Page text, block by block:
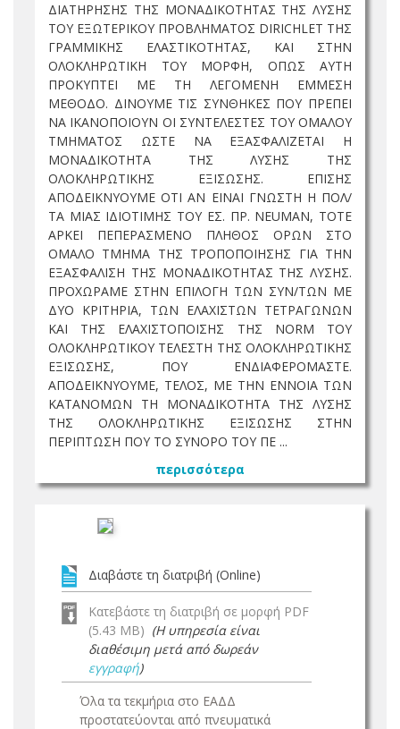
ΔΙΑΤΗΡΗΣΗΣ ΤΗΣ ΜΟΝΑΔΙΚΟΤΗΤΑΣ ΤΗΣ ΛΥΣΗΣ
ΤΟΥ ΕΞΩΤΕΡΙΚΟΥ ΠΡΟΒΛΗΜΑΤΟΣ DIRICHLET ΤΗΣ
ΓΡΑΜΜΙΚΗΣ ΕΛΑΣΤΙΚΟΤΗΤΑΣ, ΚΑΙ ΣΤΗΝ
ΟΛΟΚΛΗΡΩΤΙΚΗ ΤΟΥ ΜΟΡΦΗ, ΟΠΩΣ ΑΥΤΗ
ΠΡΟΚΥΠΤΕΙ ΜΕ ΤΗ ΛΕΓΟΜΕΝΗ ΕΜΜΕΣΗ
ΜΕΘΟΔΟ. ΔΙΝΟΥΜΕ ΤΙΣ ΣΥΝΘΗΚΕΣ ΠΟΥ ΠΡΕΠΕΙ
ΝΑ ΙΚΑΝΟΠΟΙΟΥΝ ΟΙ ΣΥΝΤΕΛΕΣΤΕΣ ΤΟΥ ΟΜΑΛΟΥ
ΤΜΗΜΑΤΟΣ ΩΣΤΕ ΝΑ ΕΞΑΣΦΑΛΙΖΕΤΑΙ Η
ΜΟΝΑΔΙΚΟΤΗΤΑ ΤΗΣ ΛΥΣΗΣ ΤΗΣ
ΟΛΟΚΛΗΡΩΤΙΚΗΣ ΕΞΙΣΩΣΗΣ. ΕΠΙΣΗΣ
ΑΠΟΔΕΙΚΝΥΟΥΜΕ ΟΤΙ ΑΝ ΕΙΝΑΙ ΓΝΩΣΤΗ Η ΠΟΛ/
ΤΑ ΜΙΑΣ ΙΔΙΟΤΙΜΗΣ ΤΟΥ ΕΣ. ΠΡ. NEUMAN, ΤΟΤΕ
ΑΡΚΕΙ ΠΕΠΕΡΑΣΜΕΝΟ ΠΛΗΘΟΣ ΟΡΩΝ ΣΤΟ
ΟΜΑΛΟ ΤΜΗΜΑ ΤΗΣ ΤΡΟΠΟΠΟΙΗΣΗΣ ΓΙΑ ΤΗΝ
ΕΞΑΣΦΑΛΙΣΗ ΤΗΣ ΜΟΝΑΔΙΚΟΤΗΤΑΣ ΤΗΣ ΛΥΣΗΣ.
ΠΡΟΧΩΡΑΜΕ ΣΤΗΝ ΕΠΙΛΟΓΗ ΤΩΝ ΣΥΝ/ΤΩΝ ΜΕ
ΔΥΟ ΚΡΙΤΗΡΙΑ, ΤΩΝ ΕΛΑΧΙΣΤΩΝ ΤΕΤΡΑΓΩΝΩΝ
ΚΑΙ ΤΗΣ ΕΛΑΧΙΣΤΟΠΟΙΣΗΣ ΤΗΣ NORM ΤΟΥ
ΟΛΟΚΛΗΡΩΤΙΚΟΥ ΤΕΛΕΣΤΗ ΤΗΣ ΟΛΟΚΛΗΡΩΤΙΚΗΣ
ΕΞΙΣΩΣΗΣ, ΠΟΥ ΕΝΔΙΑΦΕΡΟΜΑΣΤΕ.
ΑΠΟΔΕΙΚΝΥΟΥΜΕ, ΤΕΛΟΣ, ΜΕ ΤΗΝ ΕΝΝΟΙΑ ΤΩΝ
ΚΑΤΑΝΟΜΩΝ ΤΗ ΜΟΝΑΔΙΚΟΤΗΤΑ ΤΗΣ ΛΥΣΗΣ
ΤΗΣ ΟΛΟΚΛΗΡΩΤΙΚΗΣ ΕΞΙΣΩΣΗΣ ΣΤΗΝ
ΠΕΡΙΠΤΩΣΗ ΠΟΥ ΤΟ ΣΥΝΟΡΟ ΤΟΥ ΠΕ ...
περισσότερα
Διαβάστε τη διατριβή (Online)
Κατεβάστε τη διατριβή σε μορφή PDF
(5.43 MB) (Η υπηρεσία είναι
διαθέσιμη μετά από δωρεάν
εγγραφή)
Όλα τα τεκμήρια στο ΕΑΔΔ
προστατεύονται από πνευματικά